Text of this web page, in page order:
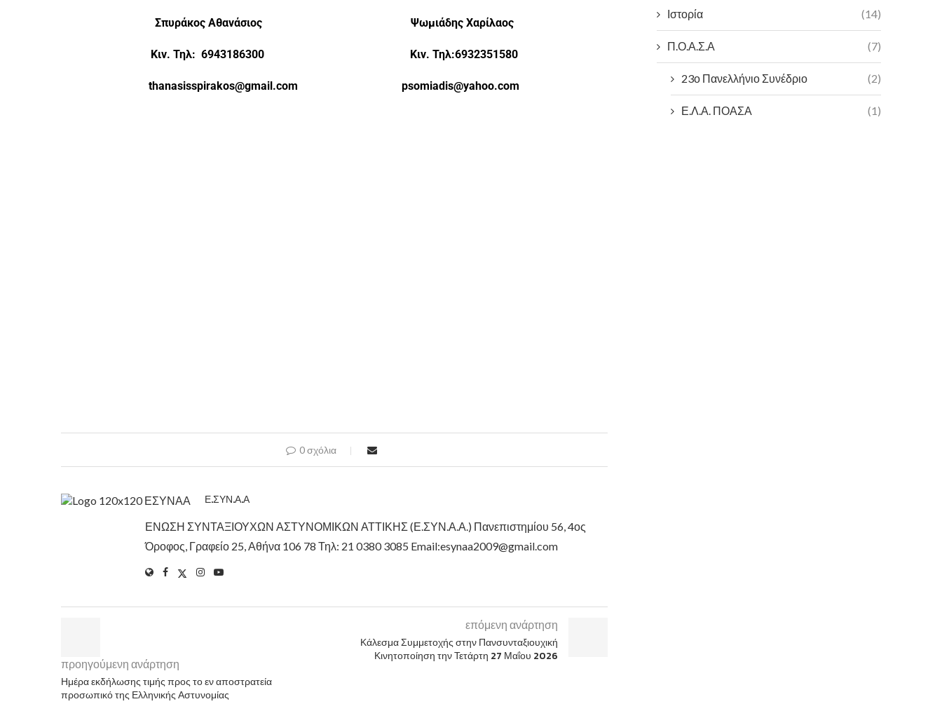
Σπυράκος Αθανάσιος Ψωμιάδης Χαρίλαος
Κιν. Τηλ: 6943186300 Κιν. Τηλ:6932351580
thanasisspirakos@gmail.com psomiadis@yahoo.com
0 σχόλια
Ε.ΣΥΝ.Α.Α
ΕΝΩΣΗ ΣΥΝΤΑΞΙΟΥΧΩΝ ΑΣΤΥΝΟΜΙΚΩΝ ΑΤΤΙΚΗΣ (Ε.ΣΥΝ.Α.Α.) Πανεπιστημίου 56, 4ος
Όροφος, Γραφείο 25, Αθήνα 106 78 Τηλ: 21 0380 3085 Email:esynaa2009@gmail.com
προηγούμενη ανάρτηση
Ημέρα εκδήλωσης τιμής προς το εν αποστρατεία
προσωπικό της Ελληνικής Αστυνομίας
επόμενη ανάρτηση
Κάλεσμα Συμμετοχής στην Πανσυνταξιουχική
Κινητοποίηση την Τετάρτη 27 Μαΐου 2026
Ιστορία (14)
Π.Ο.Α.Σ.Α (7)
23ο Πανελλήνιο Συνέδριο (2)
Ε.Λ.Α. ΠΟΑΣΑ (1)